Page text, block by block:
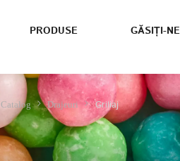
PRODUSE GĂSIȚI-NE
Catalog Drajeuri Griliaj